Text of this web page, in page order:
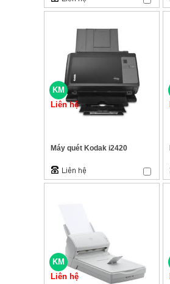
KM
Liên hệ
Máy quét Kodak i2420
KM
Liên hệ